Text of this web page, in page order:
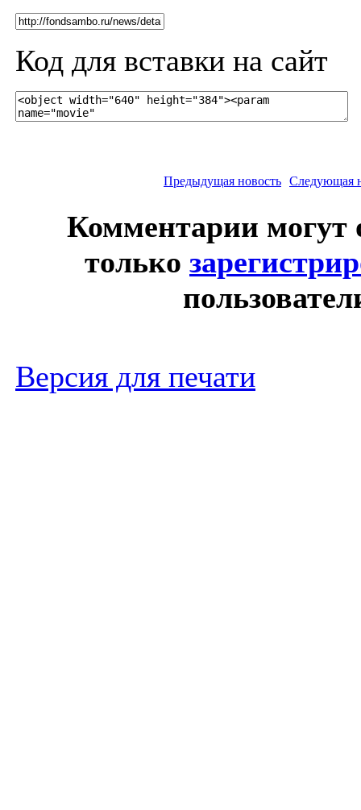
Код для вставки на сайт
Предыдущая новость Следующая
Комментарии могут
только
Версия для печати